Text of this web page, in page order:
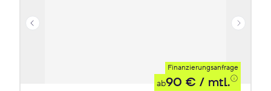
Finanzierungsanfrage
ab90 € / mtl.